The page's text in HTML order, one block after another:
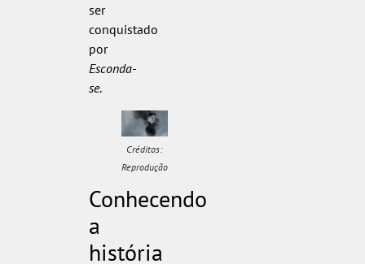
ser
conquistado
por
Esconda-
se.
Créditos:
Reprodução
Conhecendo
a
história